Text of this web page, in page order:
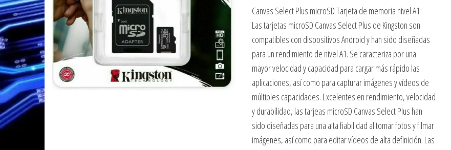
Canvas Select Plus microSD Tarjeta de memoria nivel A1
Las tarjetas microSD Canvas Select Plus de Kingston son
compatibles con dispositivos Android y han sido diseñadas
para un rendimiento de nivel A1. Se caracteriza por una
mayor velocidad y capacidad para cargar más rápido las
aplicaciones, así como para capturar imágenes y vídeos de
múltiples capacidades. Excelentes en rendimiento, velocidad
y durabilidad, las tarjeas microSD Canvas Select Plus han
sido diseñadas para una alta fiabilidad al tomar fotos y filmar
imágenes, así como para editar vídeos de alta definición. Las